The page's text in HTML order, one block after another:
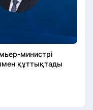
министрі
құттықтады